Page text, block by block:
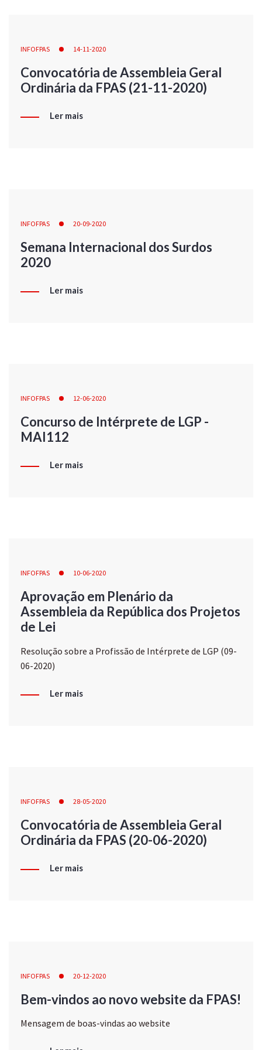
INFOFPAS 14-11-2020
Convocatória de Assembleia Geral
Ordinária da FPAS (21-11-2020)
Ler mais
INFOFPAS 20-09-2020
Semana Internacional dos Surdos
2020
Ler mais
INFOFPAS 12-06-2020
Concurso de Intérprete de LGP -
MAI112
Ler mais
INFOFPAS 10-06-2020
Aprovação em Plenário da
Assembleia da República dos Projetos
de Lei
Resolução sobre a Profissão de Intérprete de LGP (09-
06-2020)
Ler mais
INFOFPAS 28-05-2020
Convocatória de Assembleia Geral
Ordinária da FPAS (20-06-2020)
Ler mais
INFOFPAS 20-12-2020
Bem-vindos ao novo website da FPAS!
Mensagem de boas-vindas ao website